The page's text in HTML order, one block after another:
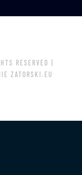
RESERVED |
ZATORSKI.EU